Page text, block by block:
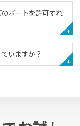
ポートを許可すれ
いますか？